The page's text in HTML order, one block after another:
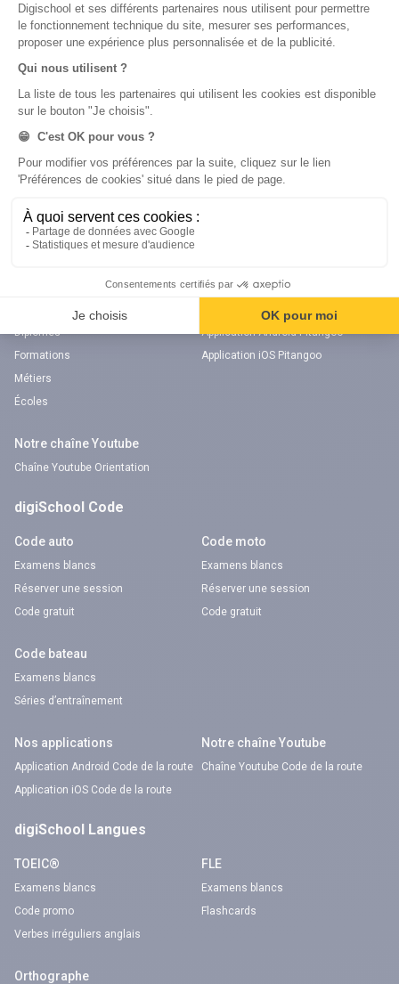
Français
SVT
Annales
Brevet des collèges
Nos applications
Application Android Éducation
Application iOS Éducation
Nos chaînes youtube
Orientation
Diplômes
Formations
Métiers
Écoles
Nos applications
Application Android Pitangoo
Application iOS Pitangoo
Notre chaîne Youtube
Chaîne Youtube Orientation
digiSchool Code
Code auto
Examens blancs
Réserver une session
Code gratuit
Code moto
Examens blancs
Réserver une session
Code gratuit
Code bateau
Examens blancs
Séries d’entraînement
Nos applications
Application Android Code de la route
Application iOS Code de la route
Notre chaîne Youtube
Chaîne Youtube Code de la route
digiSchool Langues
TOEIC®
Examens blancs
Code promo
Verbes irréguliers anglais
FLE
Examens blancs
Flashcards
Orthographe